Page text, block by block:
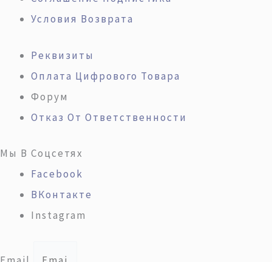
Условия Возврата
Реквизиты
Оплата Цифрового Товара
Форум
Отказ От Ответственности
Мы В Соцсетях
Facebook
ВКонтакте
Instagram